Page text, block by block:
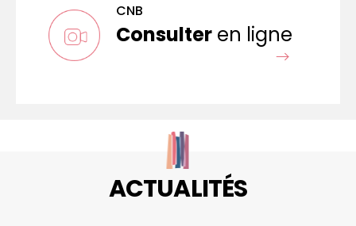
CNB
Consulteren ligne
ACTUALITÉS